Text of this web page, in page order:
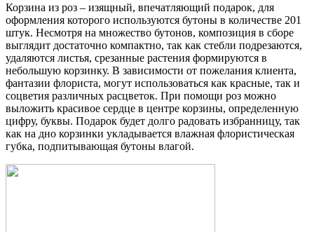
Корзина из роз – изящный, впечатляющий подарок, для
оформления которого используются бутоны в количестве 201
штук. Несмотря на множество бутонов, композиция в сборе
выглядит достаточно компактно, так как стебли подрезаются,
удаляются листья, срезанные растения формируются в
небольшую корзинку. В зависимости от пожелания клиента,
фантазии флориста, могут использоваться как красные, так и
соцветия различных расцветок. При помощи роз можно
выложить красивое сердце в центре корзины, определенную
цифру, буквы. Подарок будет долго радовать избранницу, так
как на дно корзинки укладывается влажная флористическая
губка, подпитывающая бутоны влагой.